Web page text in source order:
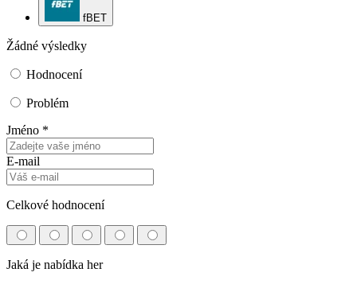
fBET
Žádné výsledky
Hodnocení
Problém
Jméno *
E-mail
Celkové hodnocení
Jaká je nabídka her